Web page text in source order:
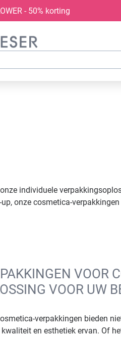
- 50% korting
individuele
onze cosmetica-
VOOR
VOOR UW
verpakkingen bieden
kwaliteit en esthetiek ervan. Of